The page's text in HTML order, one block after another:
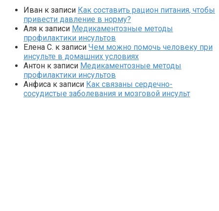
Иван к записи Как составить рацион питания, чтобы
привести давление в норму?
Аля к записи Медикаментозные методы
профилактики инсультов
Елена С. к записи Чем можно помочь человеку при
инсульте в домашних условиях
Антон к записи Медикаментозные методы
профилактики инсультов
Анфиса к записи Как связаны сердечно-
сосудистые заболевания и мозговой инсульт